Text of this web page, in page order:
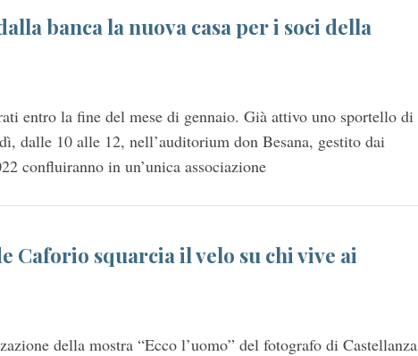
banca la nuova casa per i soci della
entro la fine del mese di gennaio. Già attivo uno sportello di
dalle 10 alle 12, nell’auditorium don Besana, gestito dai
confluiranno in un’unica associazione
Caforio squarcia il velo su chi vive ai
della mostra “Ecco l’uomo” del fotografo di Castellanza